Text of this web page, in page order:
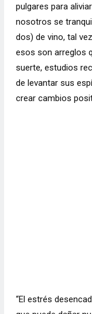
pulgares para
nosotros se
dos) de vino, tal
esos son arreglos
suerte, estudios
de levantar sus
crear cambios
“El estrés